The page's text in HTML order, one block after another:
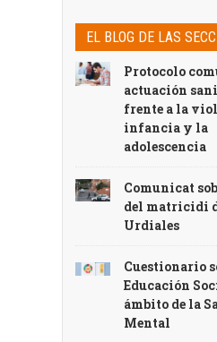
EL BLOG DE LAS
Protocolo
actuación
frente a la
infancia y la
adolescencia
Comunicat
del matricidi
Urdiales
Cuestionario
Educación
ámbito de la
Mental